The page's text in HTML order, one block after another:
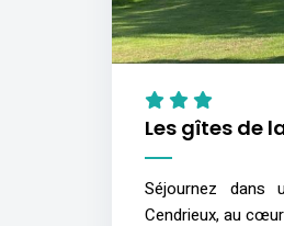
Les gîtes de
Séjournez
Cendrieux, au